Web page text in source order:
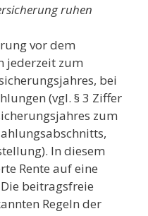
ruhen
vor dem
jederzeit zum
bei
(vgl. § 3 Ziffer
zum
In diesem
Rente auf eine
beitragsfreie
Regeln der